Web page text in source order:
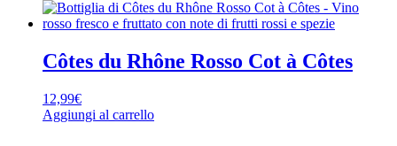
Côtes du Rhône Rosso Cot à Côtes
12,99€
Aggiungi al carrello